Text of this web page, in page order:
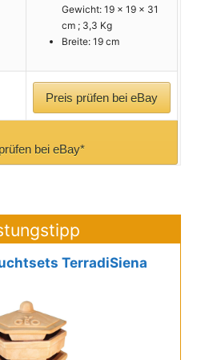
Gewicht: 19 x 19 x 31
cm ; 3,3 Kg
Breite: 19 cm
Preis prüfen bei eBay
bei eBay*
TerradiSiena